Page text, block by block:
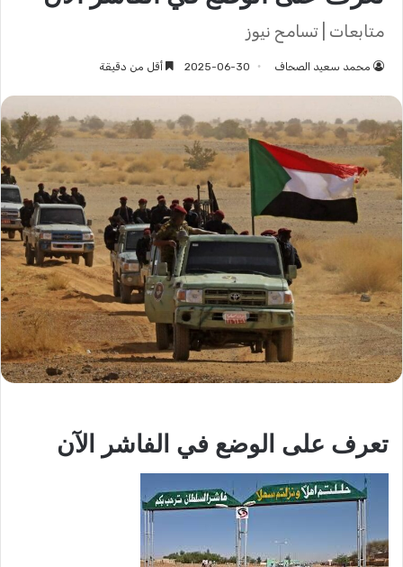
متابعات | تسامح نيوز
محمد سعيد الصحاف 2025-06-30 أقل من دقيقة
تعرف على الوضع في الفاشر الآن